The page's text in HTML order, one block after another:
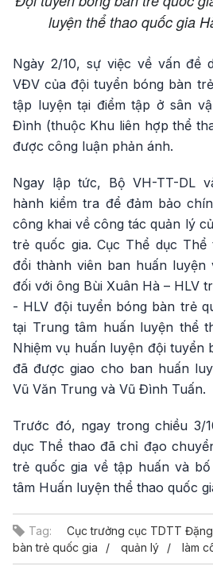
luyện thể thao quốc gia
Ngày 2/10, sự việc về vấn đề
VĐV của đội tuyển bóng bàn
tập luyện tại điểm tập ở sân
Đình (thuộc Khu liên hợp thể
được công luận phản ánh.
Ngay lập tức, Bộ VH-TT-DL
hành kiểm tra để đảm bảo
công khai về công tác quản lý
trẻ quốc gia. Cục Thể dục
đổi thành viên ban huấn
đối với ông Bùi Xuân Hà – HLV
- HLV đội tuyển bóng bàn trẻ
tại Trung tâm huấn luyện thể
Nhiệm vụ huấn luyện đội tuyển
đã được giao cho ban huấn
Vũ Văn Trung và Vũ Đình Tuấn.
Trước đó, ngay trong chiều 3/
dục Thể thao đã chỉ đạo
trẻ quốc gia về tập huấn và
tâm Huấn luyện thể thao quốc
Tag: Cục trưởng cục TDTT
bàn trẻ quốc gia
quản lý làm